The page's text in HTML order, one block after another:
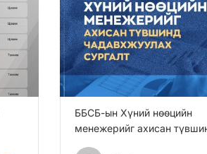
ББСБ-ын Хүний нөөцийн
менежерийг ахисан